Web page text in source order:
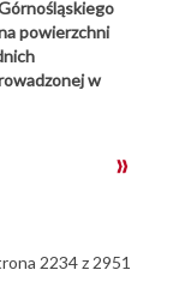
powierzchni
w
2234 z 2951